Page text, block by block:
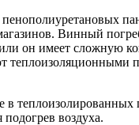
Винный
или он имеет сложную
теплоизоляционными
в
воздуха.